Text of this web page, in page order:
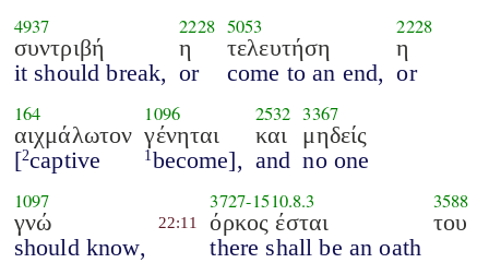
4937
συντριβή
it should break,
2228
η
or
5053
τελευτήση
come to an end,
2228
η
or
164
αιχμάλωτον
[2captive
1096
γένηται
1 become],
2532
και
and
3367
μηδείς
no one
1097
γνώ
should know,
22:11
3727-1510.8.3
όρκος έσται
there shall be an oath
3588
του